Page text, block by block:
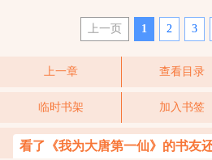
上一页 1 2 3
上一章 查看目录
临时书架 加入书签
看了《我为大唐第一仙》的书友